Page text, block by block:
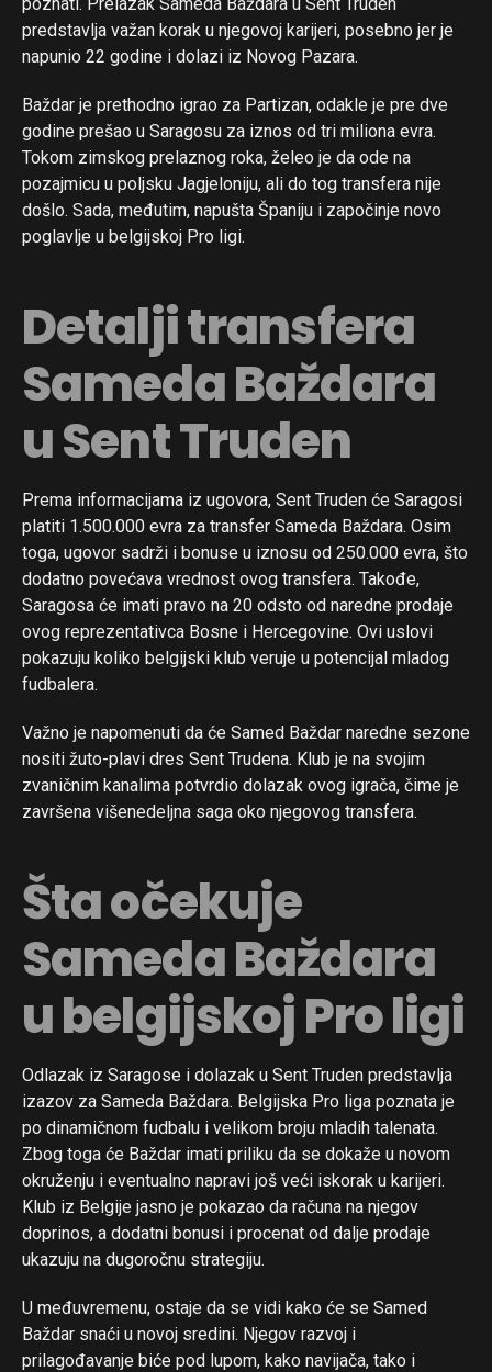
predstavlja važan korak u njegovoj karijeri, posebno jer je
napunio 22 godine i dolazi iz Novog Pazara.
Baždar je prethodno igrao za Partizan, odakle je pre dve
godine prešao u Saragosu za iznos od tri miliona evra.
Tokom zimskog prelaznog roka, želeo je da ode na
pozajmicu u poljsku Jagjeloniju, ali do tog transfera nije
došlo. Sada, međutim, napušta Španiju i započinje novo
poglavlje u belgijskoj Pro ligi.
Detalji transfera
Sameda Baždara
u Sent Truden
Prema informacijama iz ugovora, Sent Truden će Saragosi
platiti 1.500.000 evra za transfer Sameda Baždara. Osim
toga, ugovor sadrži i bonuse u iznosu od 250.000 evra, što
dodatno povećava vrednost ovog transfera. Takođe,
Saragosa će imati pravo na 20 odsto od naredne prodaje
ovog reprezentativca Bosne i Hercegovine. Ovi uslovi
pokazuju koliko belgijski klub veruje u potencijal mladog
fudbalera.
Važno je napomenuti da će Samed Baždar naredne sezone
nositi žuto-plavi dres Sent Trudena. Klub je na svojim
zvaničnim kanalima potvrdio dolazak ovog igrača, čime je
završena višenedeljna saga oko njegovog transfera.
Šta očekuje
Sameda Baždara
u belgijskoj Pro ligi
Odlazak iz Saragose i dolazak u Sent Truden predstavlja
izazov za Sameda Baždara. Belgijska Pro liga poznata je
po dinamičnom fudbalu i velikom broju mladih talenata.
Zbog toga će Baždar imati priliku da se dokaže u novom
okruženju i eventualno napravi još veći iskorak u karijeri.
Klub iz Belgije jasno je pokazao da računa na njegov
doprinos, a dodatni bonusi i procenat od dalje prodaje
ukazuju na dugoročnu strategiju.
U međuvremenu, ostaje da se vidi kako će se Samed
Baždar snaći u novoj sredini. Njegov razvoj i
prilagođavanje biće pod lupom, kako navijača, tako i
Flipboard
Reddit
Pinterest
Whatsapp